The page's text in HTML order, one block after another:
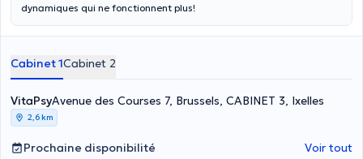
dynamiques qui ne fonctionnent plus!
Cabinet 1Cabinet 2
VitaPsy Avenue des Courses 7, Brussels, CABINET 3, Ixelles
2,6 km
Prochaine disponibilité Voir tout